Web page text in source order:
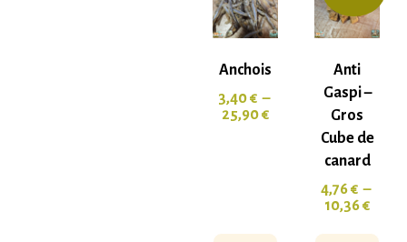
Anchois
3,40€ –
25,90€
Anti
Gaspi –
Gros
Cube de
canard
4,76€ –
10,36€